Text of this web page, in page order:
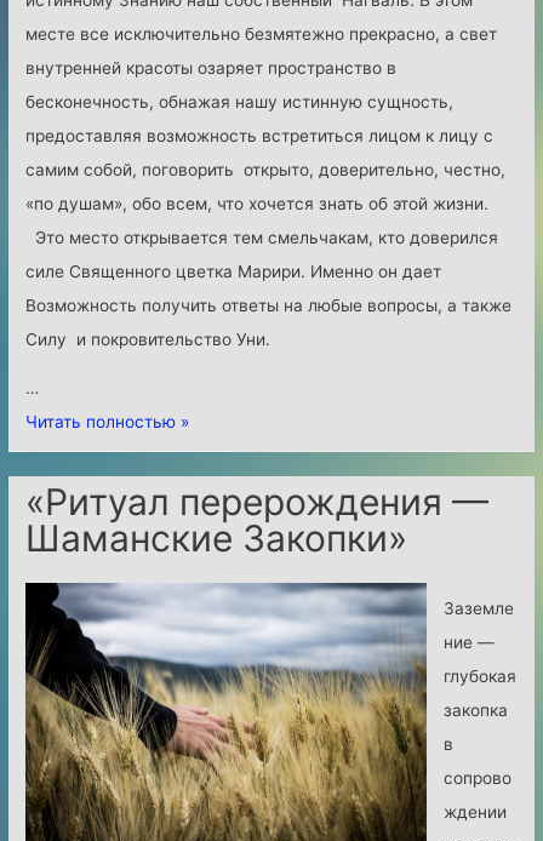
месте все исключительно безмятежно прекрасно, а свет
внутренней красоты озаряет пространство в
бесконечность, обнажая нашу истинную сущность,
предоставляя возможность встретиться лицом к лицу с
самим собой, поговорить открыто, доверительно, честно,
«по душам», обо всем, что хочется знать об этой жизни.
Это место открывается тем смельчакам, кто доверился
силе Священного цветка Марири. Именно он дает
Возможность получить ответы на любые вопросы, а также
Силу и покровительство Уни.
…
М
и
т
е
я
У
н
и
.
П
Читать полностью »
«Ритуал перерождения —
Шаманские Закопки»
Заземле
ние —
глубокая
закопка
в
сопрово
ждении